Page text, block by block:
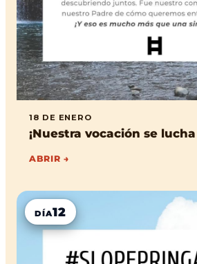
18 DE ENERO
¡Nuestra vocación se
ABRIR →
DÍA12